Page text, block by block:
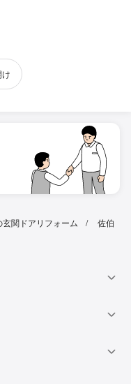
玄関ドアリフォーム
佐伯